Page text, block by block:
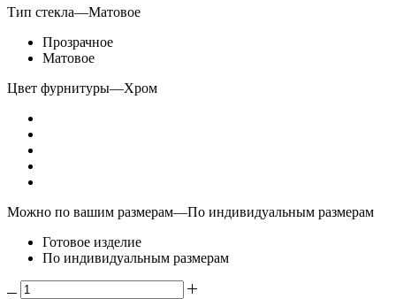
Тип стекла—Матовое
Прозрачное
Матовое
Цвет фурнитуры—Хром
Можно по вашим размерам—По индивидуальным размерам
Готовое изделие
По индивидуальным размерам